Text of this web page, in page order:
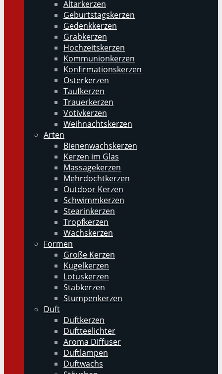
Altarkerzen
Geburtstagskerzen
Gedenkkerzen
Grabkerzen
Hochzeitskerzen
Kommunionkerzen
Konfirmationskerzen
Osterkerzen
Taufkerzen
Trauerkerzen
Votivkerzen
Weihnachtskerzen
Arten
Bienenwachskerzen
Kerzen im Glas
Massagekerzen
Mehrdochtkerzen
Outdoor Kerzen
Schwimmkerzen
Stearinkerzen
Tropfkerzen
Wachskerzen
Formen
Große Kerzen
Kugelkerzen
Lotuskerzen
Stabkerzen
Stumpenkerzen
Duft
Duftkerzen
Duftteelichter
Aroma Diffuser
Duftlampen
Duftwachs